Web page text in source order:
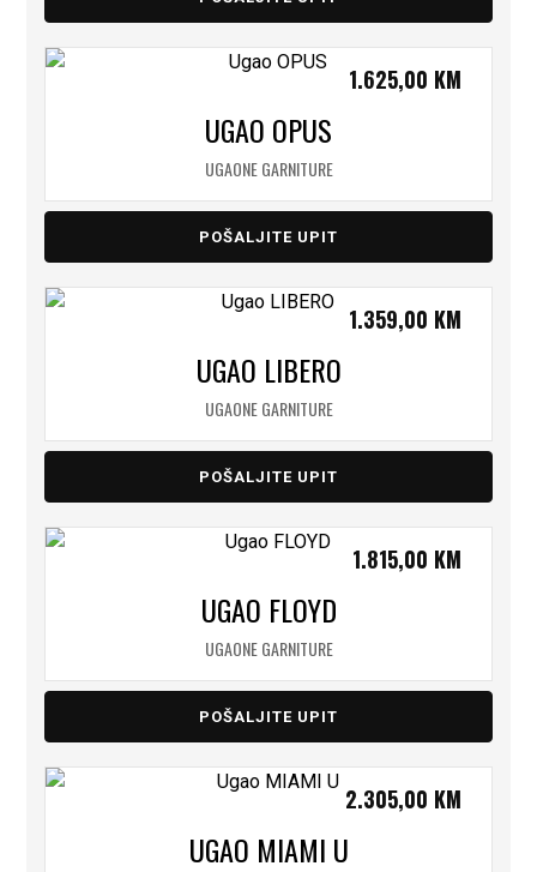
UGAO OPUS
UGAONE GARNITURE
1.625,00 KM
POŠALJITE UPIT
UGAO LIBERO
UGAONE GARNITURE
1.359,00 KM
POŠALJITE UPIT
UGAO FLOYD
UGAONE GARNITURE
1.815,00 KM
POŠALJITE UPIT
UGAO MIAMI U
2.305,00 KM